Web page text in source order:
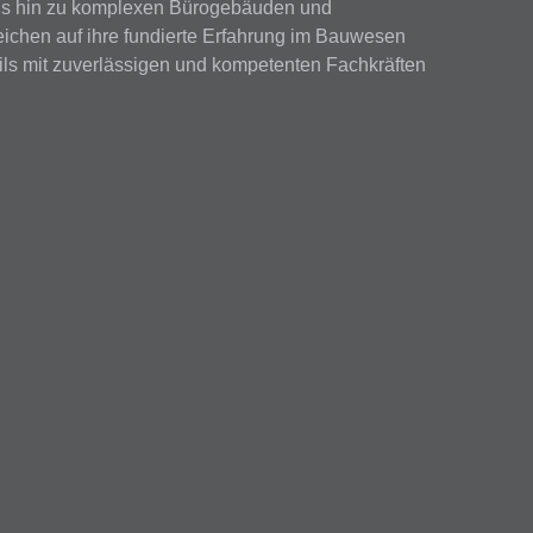
hin zu komplexen Bürogebäuden und
auf ihre fundierte Erfahrung im Bauwesen
mit zuverlässigen und kompetenten Fachkräften